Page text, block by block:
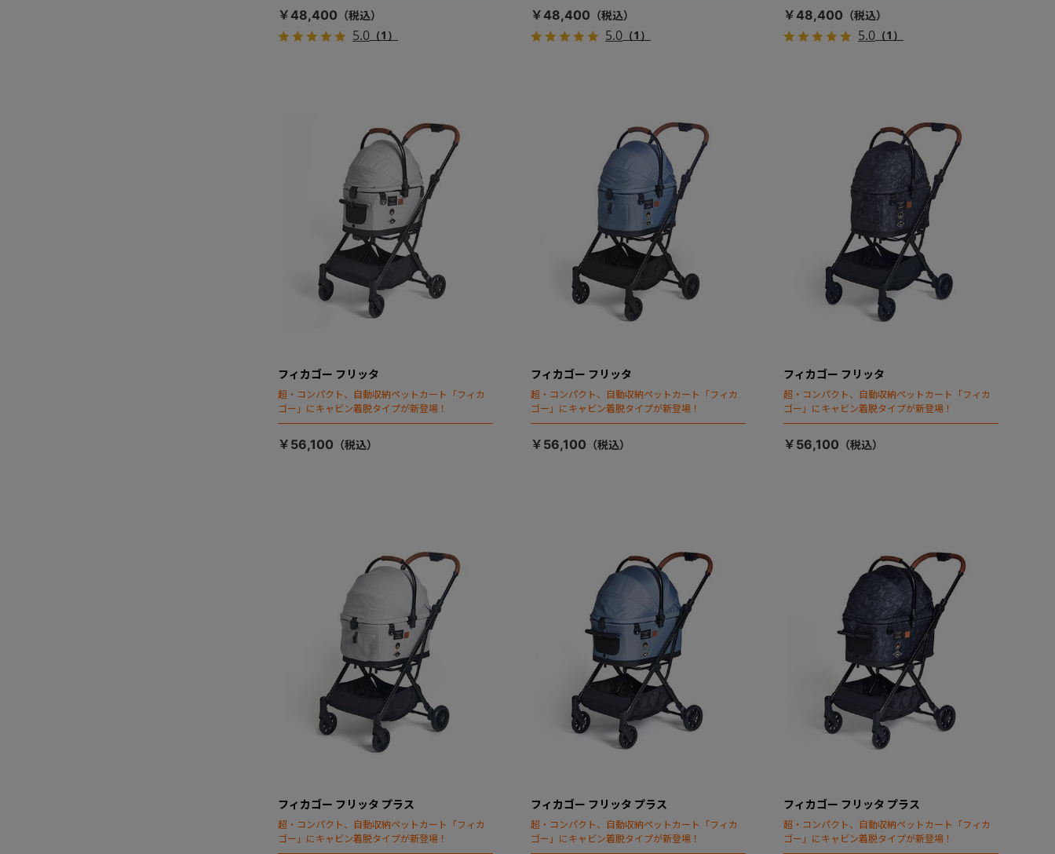
￥48,400
5.0 （1）
￥48,400
5.0（1）
￥48,400
5.0（1）
フィカゴー フリッタ
超・コンパクト、自動収納ペットカート「フィカ
ゴー」にキャビン着脱タイプが新登場！
￥56,100
フィカゴー フリッタ
超・コンパクト、自動収納ペットカート「フィカ
ゴー」にキャビン着脱タイプが新登場！
￥56,100
フィカゴー フリッタ
超・コンパクト、自動収納ペットカート「フィカ
ゴー」にキャビン着脱タイプが新登場！
￥56,100
フィカゴー フリッタ プラス
超・コンパクト、自動収納ペットカート「フィカ
ゴー」にキャビン着脱タイプが新登場！
フィカゴー フリッタ プラス
超・コンパクト、自動収納ペットカート「フィカ
ゴー」にキャビン着脱タイプが新登場！
フィカゴー フリッタ プラス
超・コンパクト、自動収納ペットカート「フィカ
ゴー」にキャビン着脱タイプが新登場！